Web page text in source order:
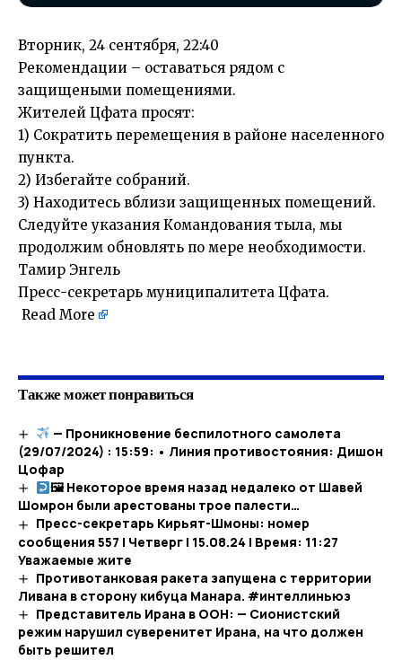
Вторник, 24 сентября, 22:40
Рекомендации – оставаться рядом с
защищеными помещениями.
Жителей Цфата просят:
1) Сократить перемещения в районе населенного
пункта.
2) Избегайте собраний.
3) Находитесь вблизи защищенных помещений.
Следуйте указания Командования тыла, мы
продолжим обновлять по мере необходимости.
Тамир Энгель
Пресс-секретарь муниципалитета Цфата.
Read More
Также может понравиться
— Проникновение беспилотного самолета
(29/07/2024) : 15:59: • Линия противостояния: Дишон
Цофар
🖼 Некоторое время назад недалеко от Шавей
Шомрон были арестованы трое палести…​
Пресс-секретарь Кирьят-Шмоны: номер
сообщения 557 | Четверг | 15.08.24 | Время: 11:27
Уважаемые жите
Противотанковая ракета запущена с территории
Ливана в сторону кибуца Манара. #интеллиньюз
Представитель Ирана в ООН: — Сионистский
режим нарушил суверенитет Ирана, на что должен
быть решител